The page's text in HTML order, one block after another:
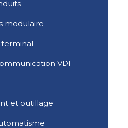
modulaire
VDI
et outillage